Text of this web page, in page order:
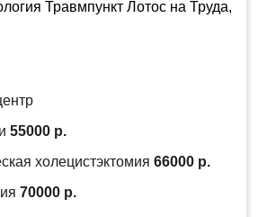
55000 р.
холецистэктомия 66000 р.
70000 р.